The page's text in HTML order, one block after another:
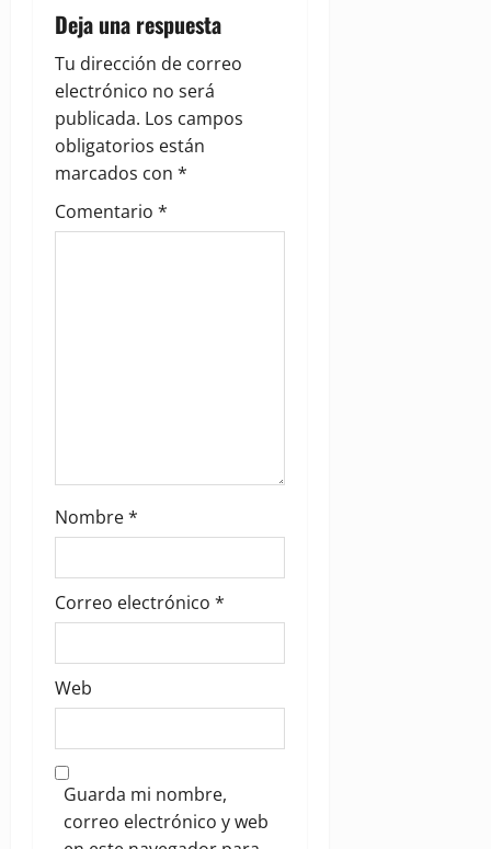
i
g
a
t
i
Deja una respuesta
Tu dirección de correo
electrónico no será
publicada. Los campos
obligatorios están
marcados con *
Comentario *
Nombre*
Correo electrónico *
Web
Guarda mi nombre,
correo electrónico y web